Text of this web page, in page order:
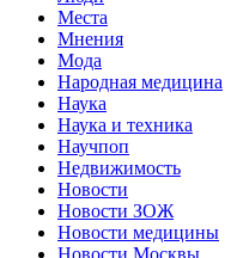
Места
Мнения
Мода
Народная медицина
Наука
Наука и техника
Научпоп
Недвижимость
Новости
Новости ЗОЖ
Новости медицины
Новости Москвы